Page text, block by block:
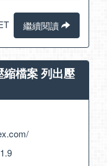
繼續閱讀
檔案 列出壓